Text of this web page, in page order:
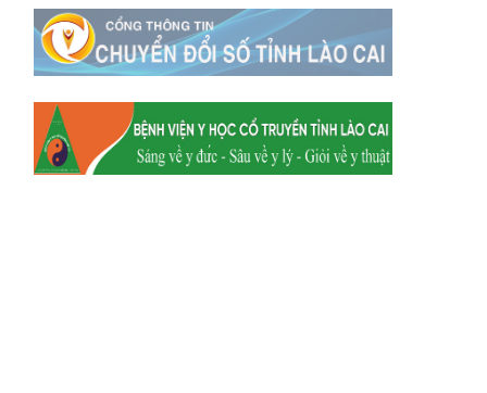
Xã Tằng Loỏng
Xã Gia Phú
Xã Mường
Hum
Xã Dền Sáng
Xã Y Tý
Xã A Mú Sung
Xã Trịnh Tường
Xã Nậm Chày